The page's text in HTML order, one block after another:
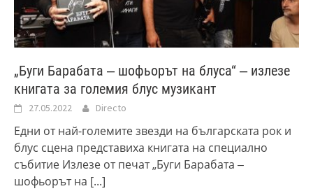
„Буги Барабата ‒ шофьорът на блуса“ ‒ излезе
книгата за големия блус музикант
27.05.2022 Directo
Едни от най-големите звезди на българската рок и
блус сцена представиха книгата на специално
събитие Излезе от печат „Буги Барабата ‒
шофьорът на [...]